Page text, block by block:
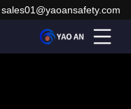
sales01@yaoansafety.com